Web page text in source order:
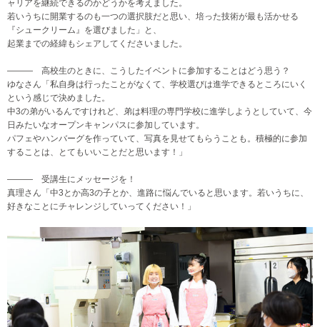
ャリアを継続できるのかどうかを考えました。
若いうちに開業するのも一つの選択肢だと思い、培った技術が最も活かせる
『シュークリーム』を選びました」と、
起業までの経緯もシェアしてくださいました。
――― 高校生のときに、こうしたイベントに参加することはどう思う？
ゆなさん「私自身は行ったことがなくて、学校選びは進学できるところにいく
という感じで決めました。
中3の弟がいるんですけれど、弟は料理の専門学校に進学しようとしていて、今
日みたいなオープンキャンパスに参加しています。
パフェやハンバーグを作っていて、写真を見せてもらうことも。積極的に参加
することは、とてもいいことだと思います！」
――― 受講生にメッセージを！
真理さん「中3とか高3の子とか、進路に悩んでいると思います。若いうちに、
好きなことにチャレンジしていってください！」